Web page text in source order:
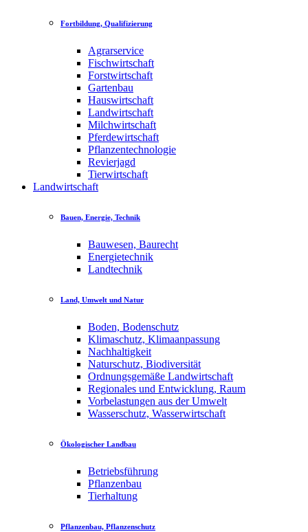
Fortbildung, Qualifizierung
Agrarservice
Fischwirtschaft
Forstwirtschaft
Gartenbau
Hauswirtschaft
Landwirtschaft
Milchwirtschaft
Pferdewirtschaft
Pflanzentechnologie
Revierjagd
Tierwirtschaft
Landwirtschaft
Bauen, Energie, Technik
Bauwesen, Baurecht
Energietechnik
Landtechnik
Land, Umwelt und Natur
Boden, Bodenschutz
Klimaschutz, Klimaanpassung
Nachhaltigkeit
Naturschutz, Biodiversität
Ordnungsgemäße Landwirtschaft
Regionales und Entwicklung, Raum
Vorbelastungen aus der Umwelt
Wasserschutz, Wasserwirtschaft
Ökologischer Landbau
Betriebsführung
Pflanzenbau
Tierhaltung
Pflanzenbau, Pflanzenschutz